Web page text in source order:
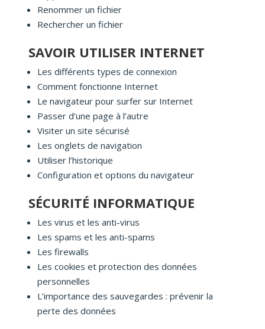
Renommer un fichier
Rechercher un fichier
SAVOIR UTILISER INTERNET
Les différents types de connexion
Comment fonctionne Internet
Le navigateur pour surfer sur Internet
Passer d’une page à l’autre
Visiter un site sécurisé
Les onglets de navigation
Utiliser l’historique
Configuration et options du navigateur
SÉCURITÉ INFORMATIQUE
Les virus et les anti-virus
Les spams et les anti-spams
Les firewalls
Les cookies et protection des données
personnelles
L’importance des sauvegardes : prévenir la
perte des données